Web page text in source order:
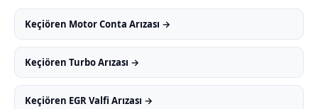
Keçiören Motor Conta Arızası →
Keçiören Turbo Arızası →
Keçiören EGR Valfi Arızası →